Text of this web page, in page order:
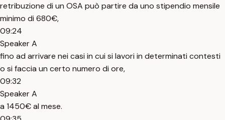
retribuzione di un OSA può partire da uno stipendio mensile
minimo di 680€,
09:24
Speaker A
fino ad arrivare nei casi in cui si lavori in determinati contesti
o si faccia un certo numero di ore,
09:32
Speaker A
a 1450€ al mese.